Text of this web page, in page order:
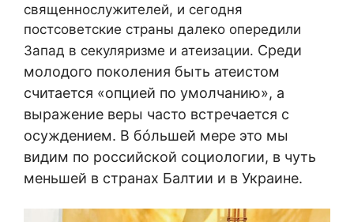
священнослужителей, и сегодня
постсоветские страны далеко опередили
Запад в секуляризме и атеизации. Среди
молодого поколения быть атеистом
считается «опцией по умолчанию», а
выражение веры часто встречается с
осуждением. В бóльшей мере это мы
видим по российской социологии, в чуть
меньшей в странах Балтии и в Украине.